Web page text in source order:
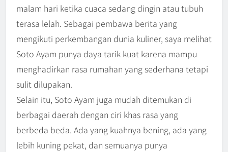
malam hari ketika cuaca sedang dingin atau tubuh
terasa lelah. Sebagai pembawa berita yang
mengikuti perkembangan dunia kuliner, saya melihat
Soto Ayam punya daya tarik kuat karena mampu
menghadirkan rasa rumahan yang sederhana tetapi
sulit dilupakan.
Selain itu, Soto Ayam juga mudah ditemukan di
berbagai daerah dengan ciri khas rasa yang
berbeda beda. Ada yang kuahnya bening, ada yang
lebih kuning pekat, dan semuanya punya